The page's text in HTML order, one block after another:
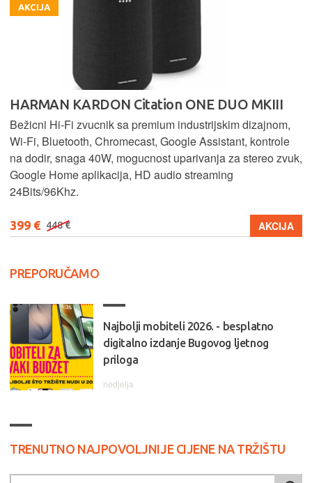
AKCIJA
HARMAN KARDON Citation ONE DUO MKIII
Bežicni Hi-Fi zvucnik sa premium industrijskim dizajnom,
Wi-Fi, Bluetooth, Chromecast, Google Assistant, kontrole
na dodir, snaga 40W, mogucnost uparivanja za stereo zvuk,
Google Home aplikacija, HD audio streaming
24Bits/96Khz.
399 € 448 € AKCIJA
PREPORUČAMO
Najbolji mobiteli 2026. - besplatno
digitalno izdanje Bugovog ljetnog
priloga
nedjelja
TRENUTNO NAJPOVOLJNIJE CIJENE NA TRŽIŠTU